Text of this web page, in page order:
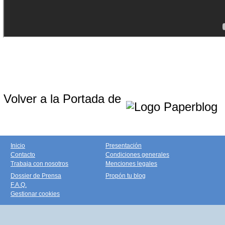
Volver a la Portada de
Inicio
Contacto
Trabaja con nosotros
Presentación
Condiciones generales
Menciones legales
Dossier de Prensa
F.A.Q.
Gestionar cookies
Propón tu blog